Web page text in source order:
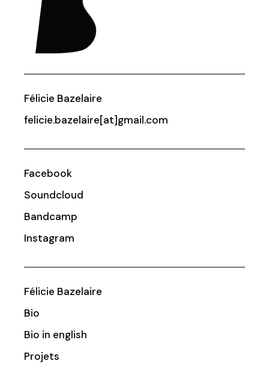
Félicie Bazelaire
felicie.bazelaire[at]gmail.com
Facebook
Soundcloud
Bandcamp
Instagram
Félicie Bazelaire
Bio
Bio in english
Projets